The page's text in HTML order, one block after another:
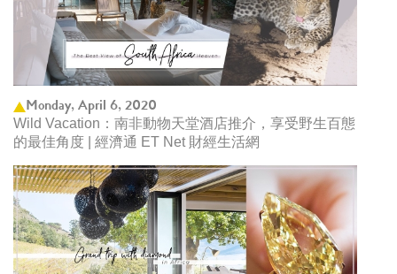
Monday, April 6, 2020
Wild Vacation：南非動物天堂酒店推介，享受野生百態
的最佳角度 | 經濟通 ET Net 財經生活網